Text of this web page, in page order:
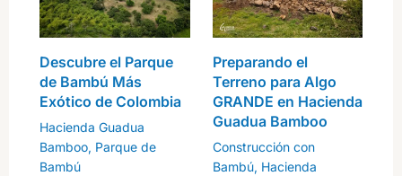
Descubre el Parque
de Bambú Más
Exótico de Colombia
Hacienda Guadua
Bamboo, Parque de
Bambú
Preparando el
Terreno para Algo
GRANDE en Hacienda
Guadua Bamboo
Construcción con
Bambú, Hacienda